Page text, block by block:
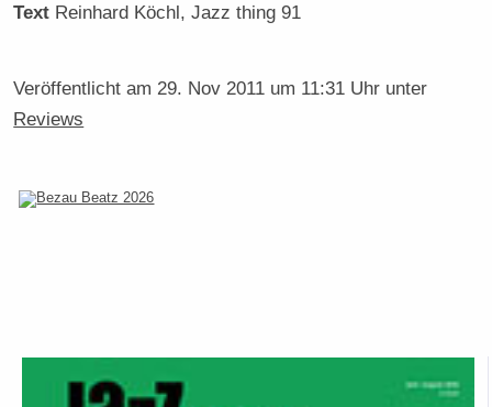
Text Reinhard Köchl , Jazz thing 91
Veröffentlicht am29. Nov 2011 um 11:31 Uhr unter
Reviews